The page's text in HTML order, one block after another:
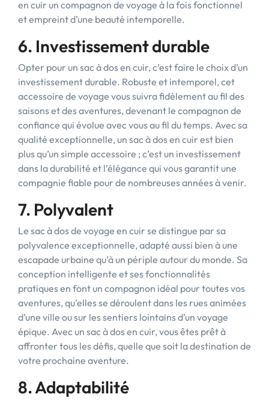
en cuir un compagnon de voyage à la fois fonctionnel
et empreint d’une beauté intemporelle.
6. Investissement durable
Opter pour un sac à dos en cuir, c’est faire le choix d’un
investissement durable. Robuste et intemporel, cet
accessoire de voyage vous suivra fidèlement au fil des
saisons et des aventures, devenant le compagnon de
confiance qui évolue avec vous au fil du temps. Avec sa
qualité exceptionnelle, un sac à dos en cuir est bien
plus qu’un simple accessoire ; c’est un investissement
dans la durabilité et l’élégance qui vous garantit une
compagnie fiable pour de nombreuses années à venir.
7. Polyvalent
Le sac à dos de voyage en cuir se distingue par sa
polyvalence exceptionnelle, adapté aussi bien à une
escapade urbaine qu’à un périple autour du monde. Sa
conception intelligente et ses fonctionnalités
pratiques en font un compagnon idéal pour toutes vos
aventures, qu’elles se déroulent dans les rues animées
d’une ville ou sur les sentiers lointains d’un voyage
épique. Avec un sac à dos en cuir, vous êtes prêt à
affronter tous les défis, quelle que soit la destination de
votre prochaine aventure.
8. Adaptabilité